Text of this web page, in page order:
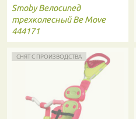
Smoby Велосипед
трехколесный Be Move
444171
СНЯТ С ПРОИЗВОДСТВА